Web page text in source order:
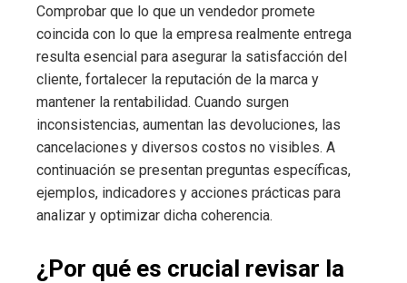
Comprobar que lo que un vendedor promete
coincida con lo que la empresa realmente entrega
resulta esencial para asegurar la satisfacción del
cliente, fortalecer la reputación de la marca y
mantener la rentabilidad. Cuando surgen
inconsistencias, aumentan las devoluciones, las
cancelaciones y diversos costos no visibles. A
continuación se presentan preguntas específicas,
ejemplos, indicadores y acciones prácticas para
analizar y optimizar dicha coherencia.
¿Por qué es crucial revisar la